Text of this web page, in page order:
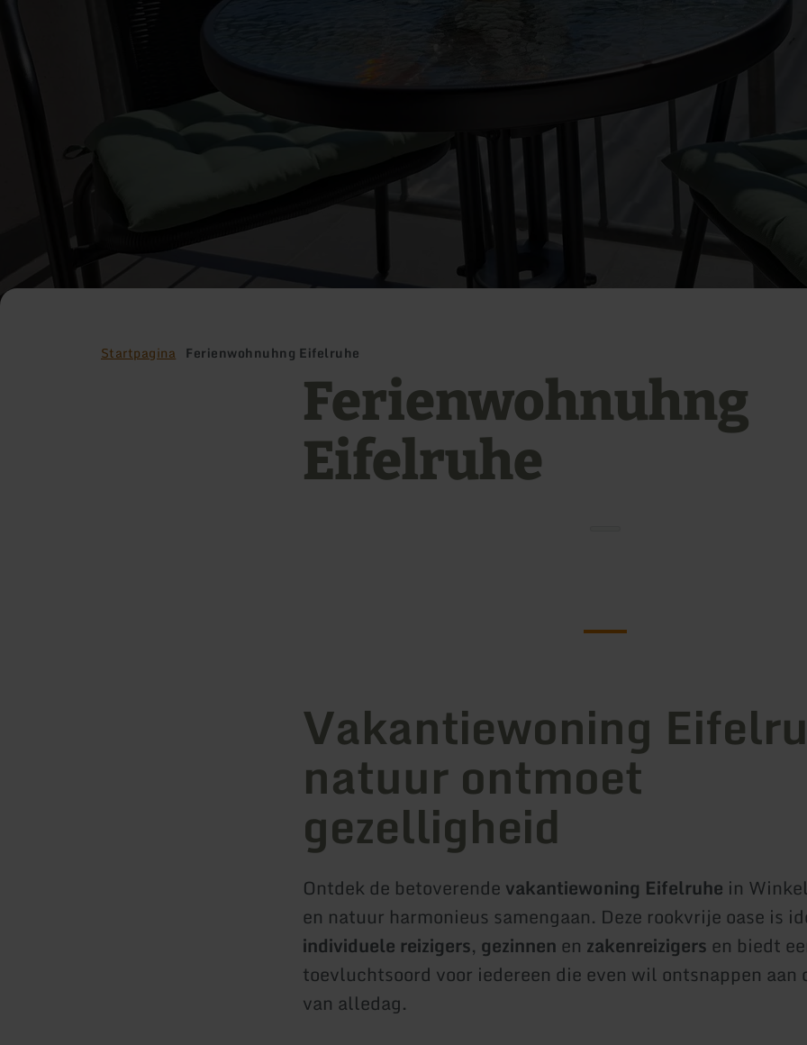
Startpagina Ferienwohnuhng Eifelruhe
Ferienwohnuhng
Eifelruhe
Vakantiewoning
natuur ontmoet
gezelligheid
Ontdek de betoverende vakantiewoning Eifelruhe in
en natuur harmonieus samengaan. Deze rookvrije oase is
individuele reizigers, gezinnen en zakenreizigers en biedt
toevluchtsoord voor iedereen die even wil ontsnappen aan
van alledag.